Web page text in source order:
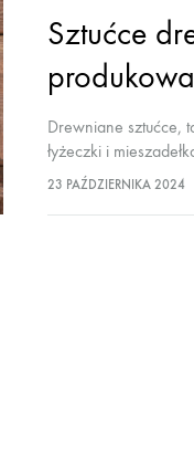
Sztućce
Drewniane sztućce,
łyżeczki i
popularne wśród
23 PAŹDZIERNIKA 2024